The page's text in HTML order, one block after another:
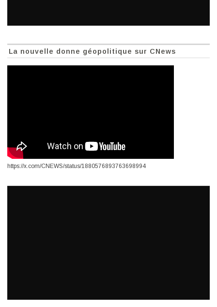
La nouvelle donne géopolitique sur CNews
https://x.com/CNEWS/status/1880576893763698994